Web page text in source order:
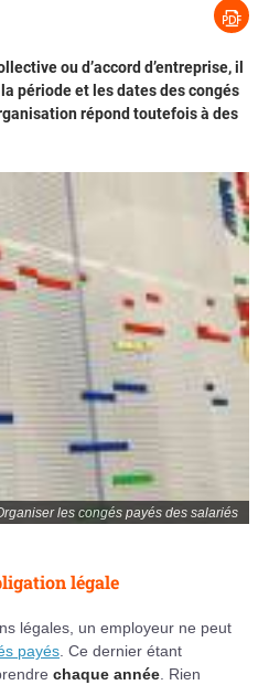
les congés payés des salariés
ou d’accord d’entreprise, il
période et les dates des congés
répond toutefois à des
légale
légales, un employeur ne peut
payés . Ce dernier étant
chaque année . Rien